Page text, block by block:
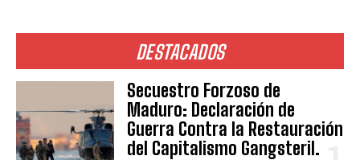
DESTACADOS
Secuestro Forzoso de
Maduro: Declaración de
Guerra Contra la Restauración
del Capitalismo Gangsteril.